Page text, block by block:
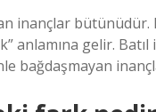
inançlar bütünüdür.
anlamına gelir.
bağdaşmayan